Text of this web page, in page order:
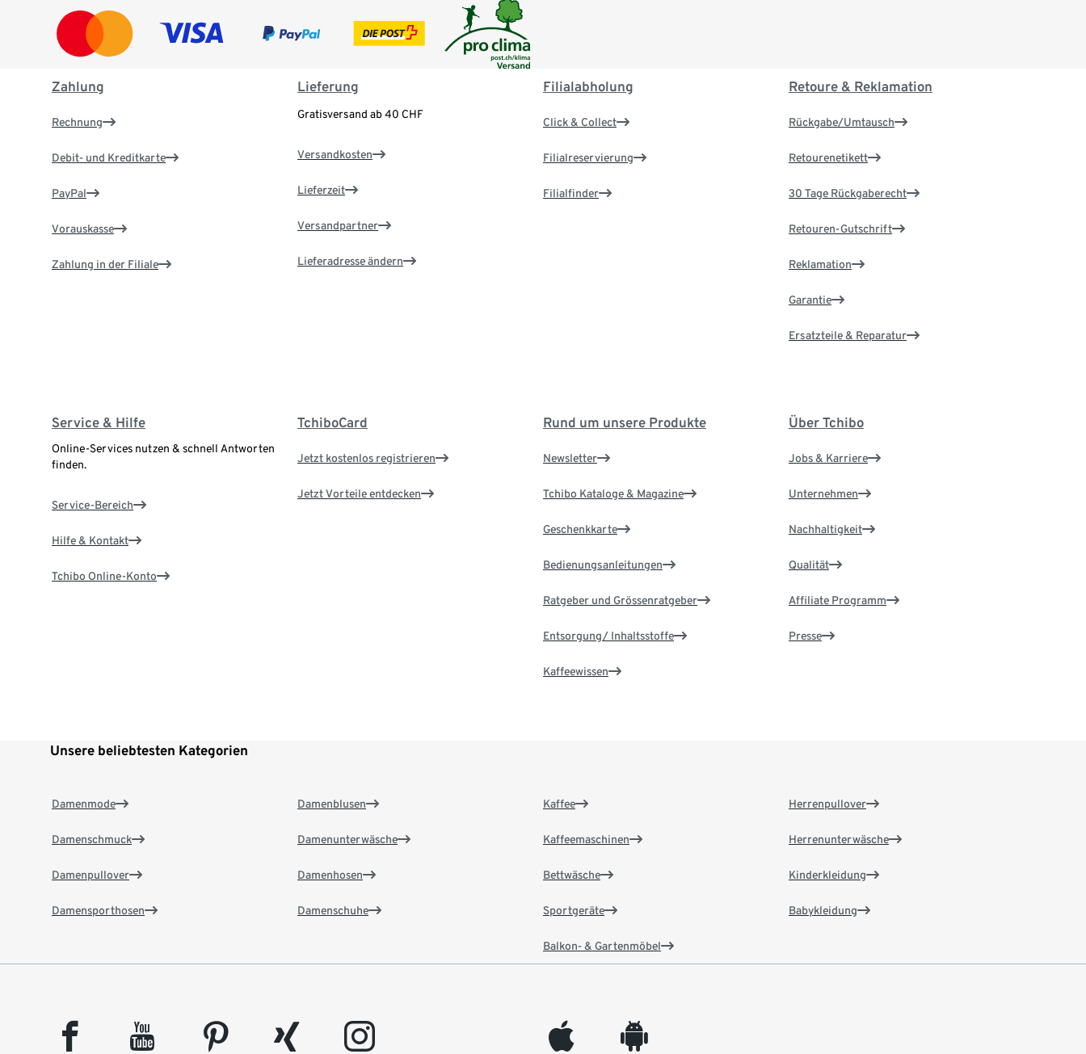
Zahlung
Rechnung
Debit- und Kreditkarte
PayPal
Vorauskasse
Zahlung in der Filiale
Lieferung
Gratisversand ab 40 CHF
Versandkosten
Lieferzeit
Versandpartner
Lieferadresse ändern
Filialabholung
Click & Collect
Filialreservierung
Filialfinder
Retoure & Reklamation
Rückgabe/Umtausch
Retourenetikett
30 Tage Rückgaberecht
Retouren-Gutschrift
Reklamation
Garantie
Ersatzteile & Reparatur
Service & Hilfe
Online-Services nutzen & schnell Antworten
finden.
Service-Bereich
Hilfe & Kontakt
Tchibo Online-Konto
TchiboCard
Jetzt kostenlos registrieren
Jetzt Vorteile entdecken
Rund um unsere Produkte
Newsletter
Tchibo Kataloge & Magazine
Geschenkkarte
Bedienungsanleitungen
Ratgeber und Grössenratgeber
Entsorgung/ Inhaltsstoffe
Kaffeewissen
Über Tchibo
Jobs & Karriere
Unternehmen
Nachhaltigkeit
Qualität
Affiliate Programm
Presse
Unsere beliebtesten Kategorien
Damenmode
Damenschmuck
Damenpullover
Damensporthosen
Damenblusen
Damenunterwäsche
Damenhosen
Damenschuhe
Kaffee
Kaffeemaschinen
Bettwäsche
Sportgeräte
Balkon- & Gartenmöbel
Herrenpullover
Herrenunterwäsche
Kinderkleidung
Babykleidung
facebook youtube pinterest xing instagram appleinc android